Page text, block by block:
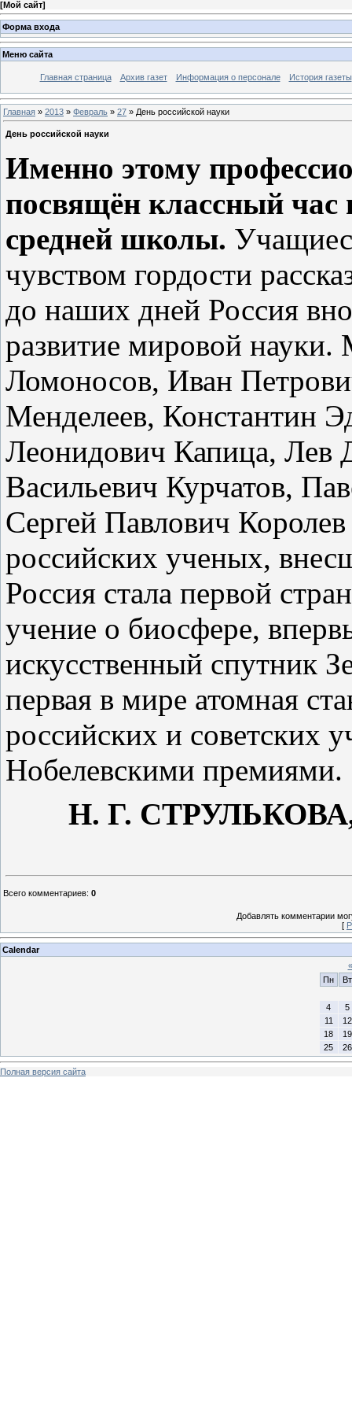
[Мой сайт]
Форма входа
Меню сайта
Главная страница Архив газет Информация о персонале История газеты
Главная » 2013 » Февраль » 27 » День российской науки
День российской науки
Именно этому
посвящён классный час
средней школы.
чувством гордости
до наших дней Россия
развитие мировой
Ломоносов, Иван
Менделеев, Константин
Леонидович Капица, Лев
Васильевич Курчатов,
Сергей Павлович
российских ученых,
Россия стала первой
учение о биосфере,
искусственный спутник
первая в мире атомная
российских и советских
Нобелевскими премиями.
Н. Г. СТРУЛЬКОВА
Всего комментариев: 0
Добавлять комментарии
[
Calendar
«
Пн
Вт
4
5
11
12
18
19
25
26
Полная версия сайта